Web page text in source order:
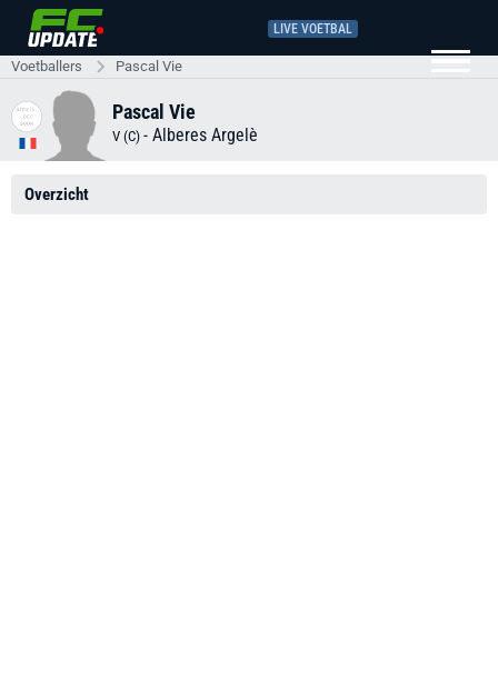
LIVE VOETBAL
Voetballers Pascal Vie
Pascal Vie
V (C) - Alberes Argelè
Overzicht